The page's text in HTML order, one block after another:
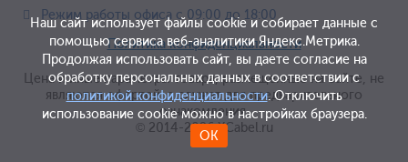
Режим работы офиса с 09:00 до 18:00
Политика конфиденциальности
Цена и иные параметры товара, размещенные на сайте, не
являются офертой, а служат для предварительного
ознакомления.
© 2014-2026 XCabel.ru
Наш сайт использует файлы cookie и собирает данные с
помощью сервиса веб-аналитики Яндекс.Метрика.
Продолжая использовать сайт, вы даете согласие на
обработку персональных данных в соответствии с
политикой конфиденциальности. Отключить
использование cookie можно в настройках браузера.
ОК